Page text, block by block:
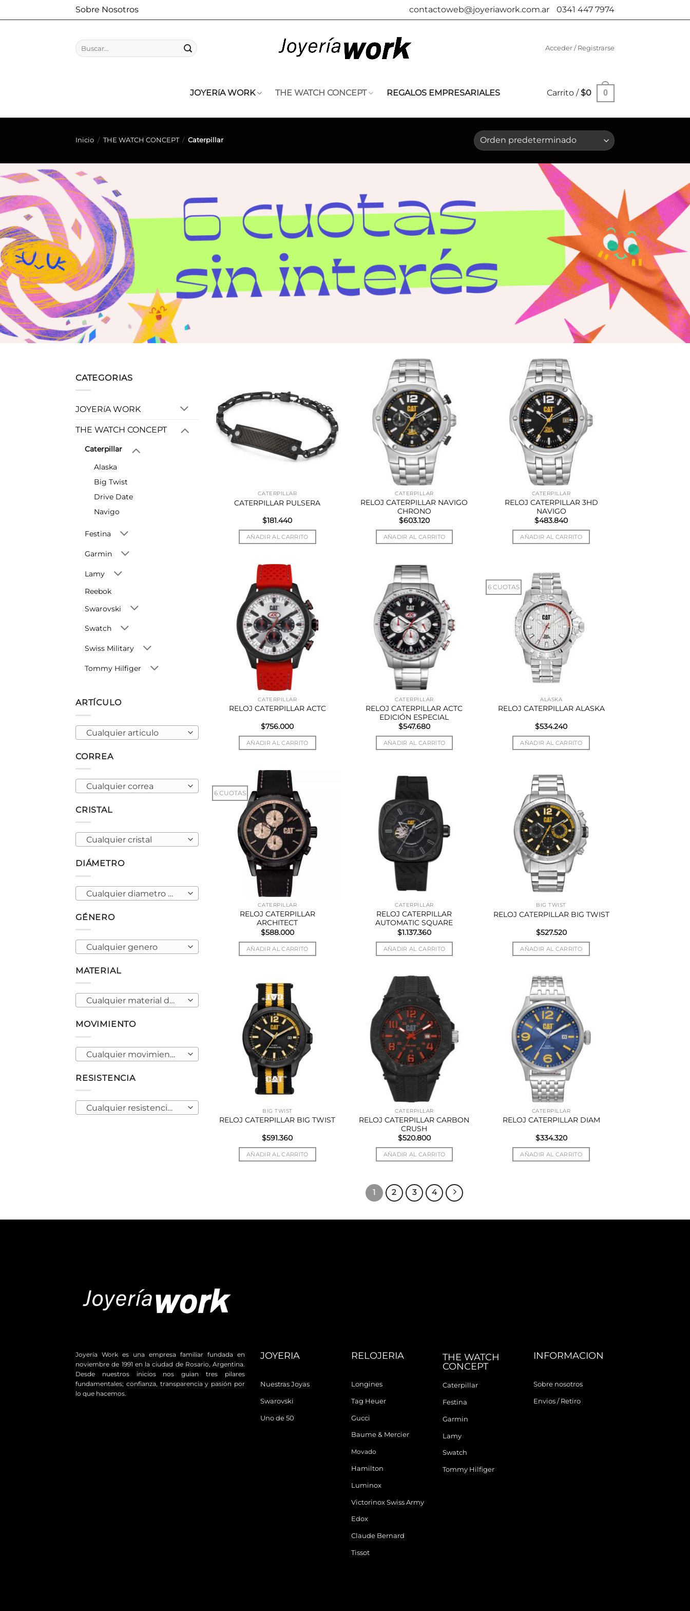
al
Sobre Nosotros contactoweb@joyeriawork.com.ar 0341 447 7974
Buscar
por:
Acceder / Registrarse
JOYERíA WORK THE WATCH CONCEPT REGALOS EMPRESARIALES Carrito /$0 0
Inicio / THE WATCH CONCEPT / Caterpillar
CATEGORIAS
JOYERíA WORK
THE WATCH CONCEPT
Caterpillar
Alaska
Big Twist
Drive Date
Navigo
Festina
Garmin
Lamy
Reebok
Swarovski
Swatch
Swiss Military
Tommy Hilfiger
ARTÍCULO
Cualquier articulo
CORREA
Cualquier correa
CRISTAL
Cualquier cristal
DIÁMETRO
Cualquier diametro de caja
GÉNERO
Cualquier genero
MATERIAL
Cualquier material de caja
MOVIMIENTO
Cualquier movimiento
RESISTENCIA
Cualquier resistencia al agua
CATERPILLAR
CATERPILLAR PULSERA
$181.440
AÑADIR AL CARRITO
CATERPILLAR
RELOJ CATERPILLAR NAVIGO
CHRONO
$603.120
AÑADIR AL CARRITO
CATERPILLAR
RELOJ CATERPILLAR 3HD
NAVIGO
$483.840
AÑADIR AL CARRITO
CATERPILLAR
RELOJ CATERPILLAR ACTC
$756.000
AÑADIR AL CARRITO
CATERPILLAR
RELOJ CATERPILLAR ACTC
EDICIÓN ESPECIAL
$547.680
AÑADIR AL CARRITO
6 CUOTAS
ALASKA
RELOJ CATERPILLAR ALASKA
$534.240
AÑADIR AL CARRITO
6 CUOTAS
CATERPILLAR
RELOJ CATERPILLAR
ARCHITECT
$588.000
AÑADIR AL CARRITO
CATERPILLAR
RELOJ CATERPILLAR
AUTOMATIC SQUARE
$1.137.360
AÑADIR AL CARRITO
BIG TWIST
RELOJ CATERPILLAR BIG TWIST
$527.520
AÑADIR AL CARRITO
BIG TWIST
RELOJ CATERPILLAR BIG TWIST
$591.360
AÑADIR AL CARRITO
CATERPILLAR
RELOJ CATERPILLAR CARBON
CRUSH
$520.800
AÑADIR AL CARRITO
CATERPILLAR
RELOJ CATERPILLAR DIAM
$334.320
AÑADIR AL CARRITO
1 2 3 4
Joyería Work es una empresa familiar fundada en
noviembre de 1991 en la ciudad de Rosario, Argentina.
Desde nuestros inicios nos guian tres pilares
fundamentales; confianza, transparencia y pasión por
lo que hacemos.
JOYERIA
Nuestras Joyas
Swarovski
Uno de 50
RELOJERIA
Longines
Tag Heuer
Gucci
Baume & Mercier
Movado
Hamilton
Luminox
Victorinox Swiss Army
Edox
Claude Bernard
Tissot
THE WATCH
CONCEPT
Caterpillar
Festina
Garmin
Lamy
Swatch
Tommy Hilfiger
INFORMACION
Sobre nosotros
Envios / Retiro